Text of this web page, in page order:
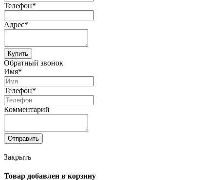
Телефон*
Адрес*
Купить
Обратный звонок
Имя*
Телефон*
Комментарий
Отправить
Закрыть
Товар добавлен в корзину